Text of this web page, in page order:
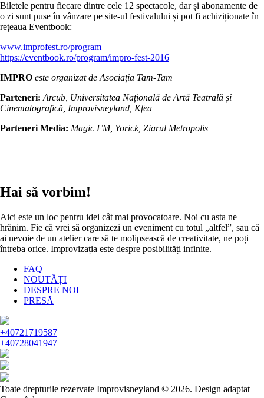
Biletele pentru fiecare dintre cele 12 spectacole, dar și abonamente de
o zi sunt puse în vânzare pe site-ul festivalului și pot fi achiziționate în
reţeaua Eventbook:
www.improfest.ro/program
https://eventbook.ro/program/impro-fest-2016
IMPRO este organizat de Asociația Tam-Tam
Parteneri: Arcub, Universitatea Națională de Artă Teatrală și
Cinematografică, Improvisneyland, Kfea
Parteneri Media: Magic FM, Yorick, Ziarul Metropolis
Hai să vorbim!
Aici este un loc pentru idei cât mai provocatoare. Noi cu asta ne
hrănim. Fie că vrei să organizezi un eveniment cu totul „altfel”, sau că
ai nevoie de un atelier care să te molipsească de creativitate, ne poți
întreba orice. Improvizația este despre posibilități infinite.
FAQ
NOUTĂȚI
DESPRE NOI
PRESĂ
+40721719587
+40728041947
Toate drepturile rezervate Improvisneyland © 2026. Design adaptat